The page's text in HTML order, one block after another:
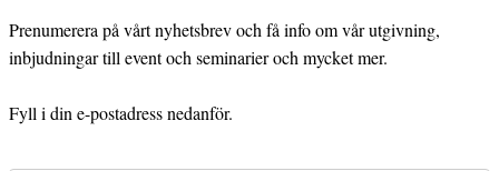
Prenumerera på vårt nyhetsbrev och få info om vår utgivning,
inbjudningar till event och seminarier och mycket mer.
Fyll i din e-postadress nedanför.